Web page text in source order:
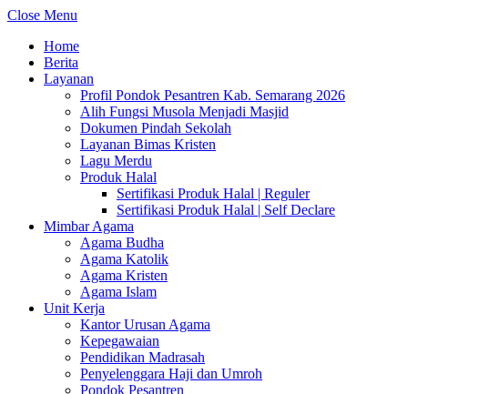
Close Menu
Home
Berita
Layanan
Profil Pondok Pesantren Kab. Semarang 2026
Alih Fungsi Musola Menjadi Masjid
Dokumen Pindah Sekolah
Layanan Bimas Kristen
Lagu Merdu
Produk Halal
Sertifikasi Produk Halal | Reguler
Sertifikasi Produk Halal | Self Declare
Mimbar Agama
Agama Budha
Agama Katolik
Agama Kristen
Agama Islam
Unit Kerja
Kantor Urusan Agama
Kepegawaian
Pendidikan Madrasah
Penyelenggara Haji dan Umroh
Pondok Pesantren